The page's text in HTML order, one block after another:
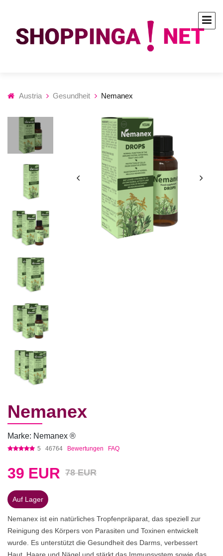
Austria Gesundheit Nemanex
Nemanex
Marke: Nemanex ®
5 46764 Bewertungen FAQ
39 EUR 78 EUR
Auf Lager
Nemanex ist ein natürliches Tropfenpräparat, das speziell zur
Reinigung des Körpers von Parasiten und Toxinen entwickelt
wurde. Es unterstützt die Gesundheit des Darms, verbessert